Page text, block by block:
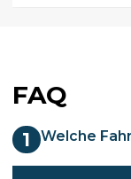
FAQ
1 Welche